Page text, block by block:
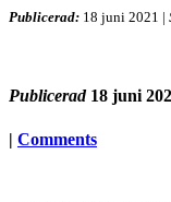
Publicerad: 18 juni 2021 |
Publicerad 18 juni
| Comments